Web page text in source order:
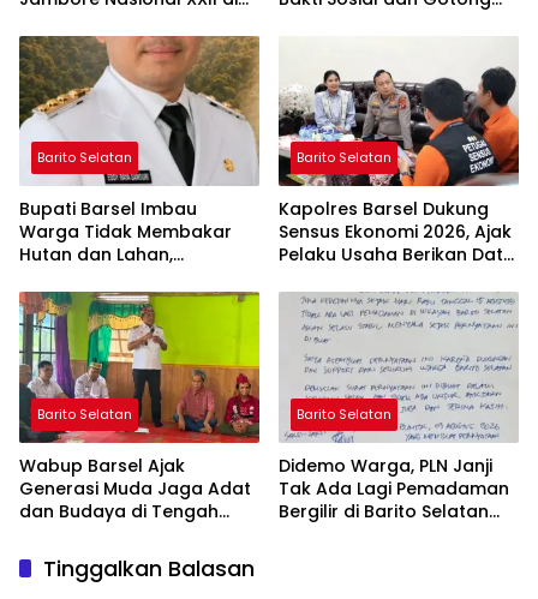
Ashfiya
Barito Selatan
Bupati Barsel Imbau
Warga Tidak Membakar
Hutan dan Lahan,
Bebas Kabut Asap
Barito Selatan
Kapolres Barsel Dukung
Sensus Ekonomi 2026, Ajak
Pelaku Usaha Berikan Data
Barito Selatan
Wabup Barsel Ajak
Generasi Muda Jaga Adat
dan Budaya di Tengah
Barito Selatan
Didemo Warga, PLN Janji
Tak Ada Lagi Pemadaman
Bergilir di Barito Selatan
Tinggalkan Balasan